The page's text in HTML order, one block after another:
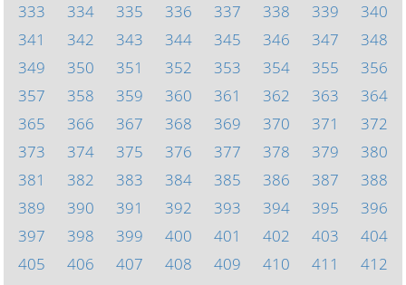
333
334 335 336 337 338 339
340
341
342 343 344 345 346 347
348
349
350 351 352 353 354 355
356
357
358 359 360 361 362 363
364
365
366 367 368 369 370 371
372
373
374 375 376 377 378 379
380
381
382 383 384 385 386 387
388
389
390 391 392 393 394 395
396
397
398 399 400 401 402 403
404
405
406 407 408 409 410 411
412